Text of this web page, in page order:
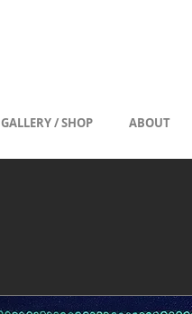
GALLERY / SHOP ABOUT